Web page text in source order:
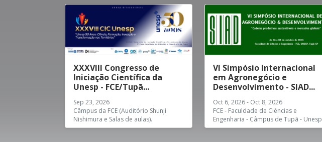
XXXVIII Congresso de
Iniciação Científica da
Unesp - FCE/Tupã...
Sep 23, 2026
Câmpus da FCE (Auditório Shunji
Nishimura e Salas de aulas).
VI Simpósio Internacional
em Agronegócio e
Desenvolvimento - SIAD...
Oct 6, 2026 - Oct 8, 2026
FCE - Faculdade de Ciências e
Engenharia - Câmpus de Tupã - Unesp